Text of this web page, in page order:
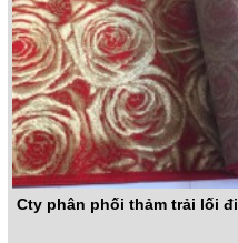
Cty phân phối thảm trải lối đi